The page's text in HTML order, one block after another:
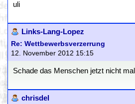
uli
Links-Lang-Lopez
Re: Wettbewerbsverzerrung
12. November 2012 15:15
Schade das Menschen jetzt nicht
chrisdel